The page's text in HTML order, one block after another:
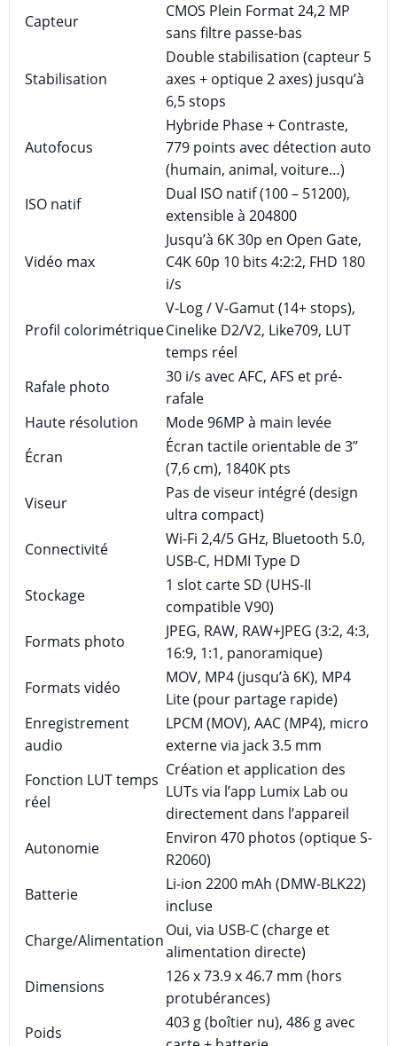
Capteur
CMOS Plein Format 24,2 MP
sans filtre passe-bas
Stabilisation
Double stabilisation (capteur 5
axes + optique 2 axes) jusqu’à
6,5 stops
Autofocus
Hybride Phase + Contraste,
779 points avec détection auto
(humain, animal, voiture…)
ISO natif
Dual ISO natif (100 – 51200),
extensible à 204800
Vidéo max
Jusqu’à 6K 30p en Open Gate,
C4K 60p 10 bits 4:2:2, FHD 180
i/s
Profil colorimétrique
V-Log / V-Gamut (14+ stops),
Cinelike D2/V2, Like709, LUT
temps réel
Rafale photo
30 i/s avec AFC, AFS et pré-
rafale
Haute résolution
Mode 96MP à main levée
Écran
Écran tactile orientable de 3’’
(7,6 cm), 1840K pts
Viseur
Pas de viseur intégré (design
ultra compact)
Connectivité
Wi-Fi 2,4/5 GHz, Bluetooth 5.0,
USB-C, HDMI Type D
Stockage
1 slot carte SD (UHS-II
compatible V90)
Formats photo
JPEG, RAW, RAW+JPEG (3:2, 4:3,
16:9, 1:1, panoramique)
Formats vidéo
MOV, MP4 (jusqu’à 6K), MP4
Lite (pour partage rapide)
Enregistrement
audio
LPCM (MOV), AAC (MP4), micro
externe via jack 3.5 mm
Fonction LUT temps
réel
Création et application des
LUTs via l’app Lumix Lab ou
directement dans l’appareil
Autonomie
Environ 470 photos (optique S-
R2060)
Batterie
Li-ion 2200 mAh (DMW-BLK22)
incluse
Charge/Alimentation
Oui, via USB-C (charge et
alimentation directe)
Dimensions
126 x 73.9 x 46.7 mm (hors
protubérances)
Poids
403 g (boîtier nu), 486 g avec